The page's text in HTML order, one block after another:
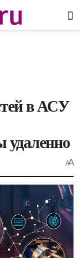
в АСУ
удаленно
AA